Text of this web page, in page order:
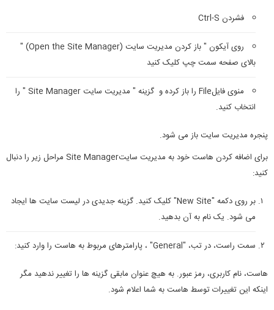
فشردن Ctrl-S
روی آیکون " باز کردن مدیریت سایت (Open the Site Manager) "
بالای صفحه سمت چپ کلیک کنید
منوی فایلFile را باز کرده و گزینه " مدیریت سایت Site Manager " را
انتخاب کنید.
پنجره مدیریت سایت باز می شود.
برای اضافه کردن هاست خود به مدیریت سایتSite Manager مراحل زیر را دنبال
کنید:
بر روی دکمه "New Site" کلیک کنید. گزینه جدیدی در لیست سایت ها ایجاد
می شود. یک نام به آن بدهید.
سمت راست، در تب، "General" ، پارامترهای مربوط به هاست را وارد کنید:
هاست، نام کاربری، رمز عبور. به هیچ عنوان مابقی گزینه ها را تغییر ندهید مگر
اینکه این تغییرات توسط هاست به شما اعلام شود.